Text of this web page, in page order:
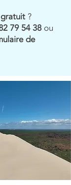
?
79 54 38ou
de